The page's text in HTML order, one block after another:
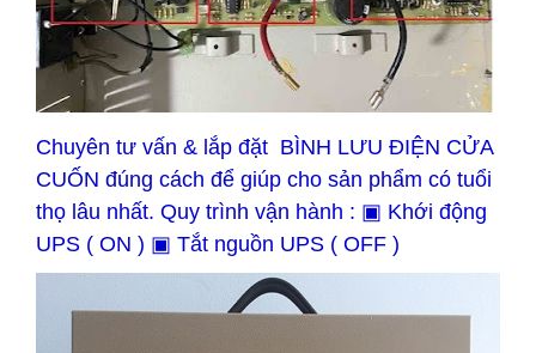
Chuyên tư vấn & lắp đặt BÌNH LƯU ĐIỆN CỬA
CUỐN đúng cách để giúp cho sản phẩm có tuổi
thọ lâu nhất. Quy trình vận hành : ▣ Khới động
UPS ( ON ) ▣ Tắt nguồn UPS ( OFF )